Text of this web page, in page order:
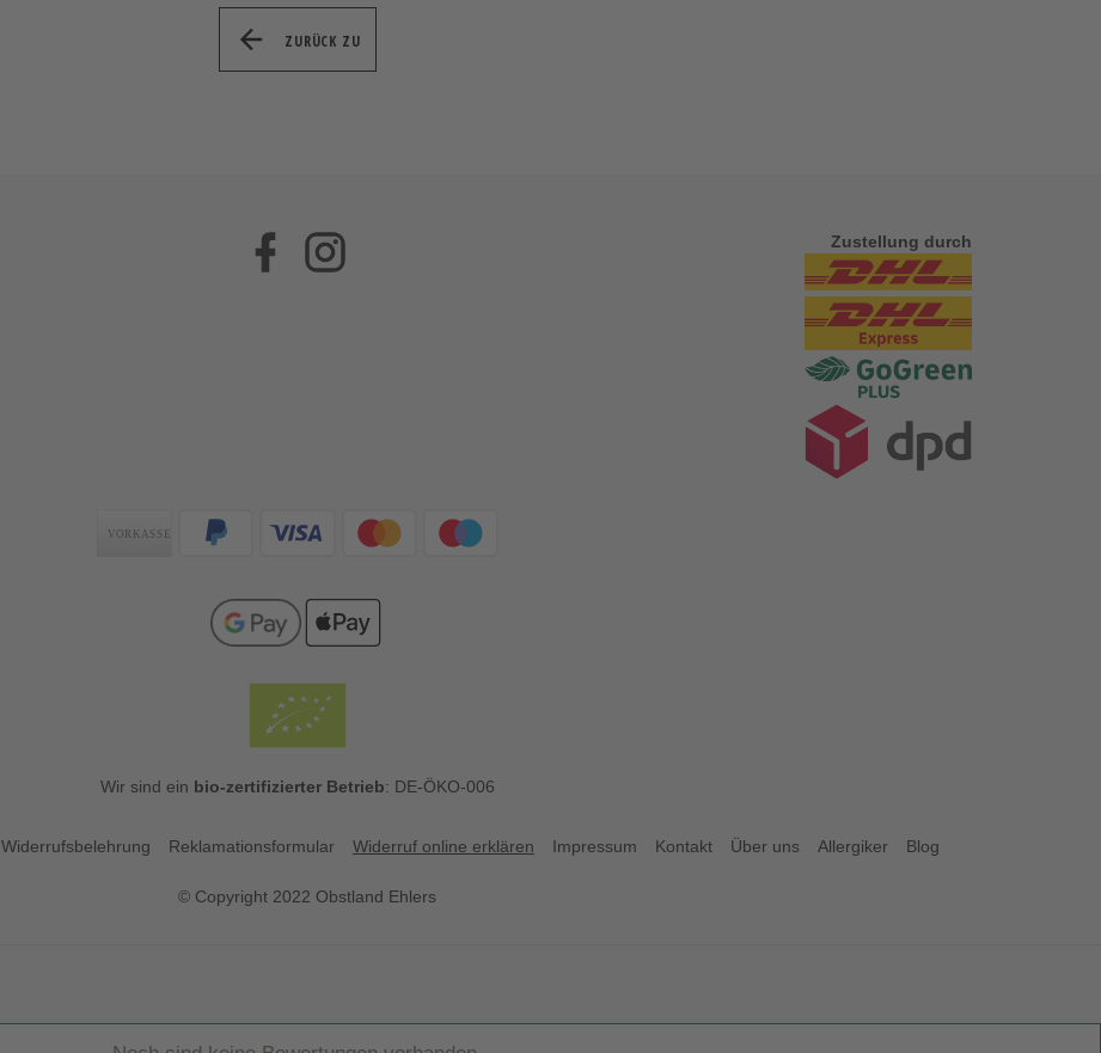
ZURÜCK ZU
Facebook Zustellung durch
Zahlungsarten
Wir sind ein bio-zertifizierter Betrieb: DE-ÖKO-006
Widerrufsbelehrung Reklamationsformular Widerruf online erklären Impressum Kontakt Über uns Allergiker Blog
© Copyright 2022 Obstland Ehlers